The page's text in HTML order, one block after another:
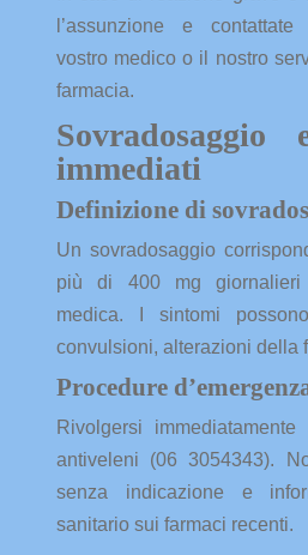
l’assunzione e contattate
vostro medico o il nostro
farmacia.
Sovradosaggio
immediati
Definizione di
Un sovradosaggio
più di 400 mg giornalieri
medica. I sintomi
convulsioni, alterazioni della
Procedure
Rivolgersi
antiveleni (06 3054343).
senza indicazione e
sanitario sui farmaci recenti.